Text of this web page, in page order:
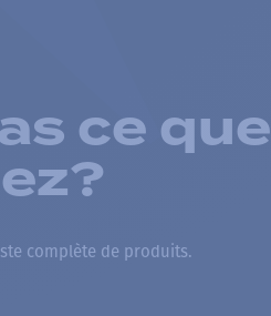
ce que
complète de produits.